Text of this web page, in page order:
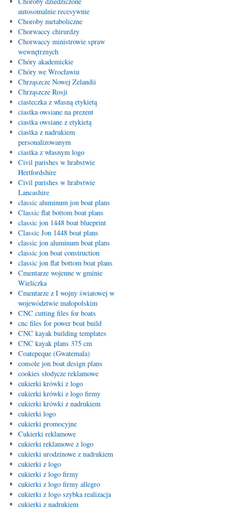
autosomalnie recesywnie
Choroby metaboliczne
Chorwaccy chirurdzy
Chorwaccy ministrowie spraw
wewnętrznych
Chóry akademickie
Chóry we Wrocławiu
Chrząszcze Nowej Zelandii
Chrząszcze Rosji
ciasteczka z własną etykietą
ciastka owsiane na prezent
ciastka owsiane z etykietą
ciastka z nadrukiem
personalizowanym
ciastka z własnym logo
Civil parishes w hrabstwie
Hertfordshire
Civil parishes w hrabstwie
Lancashire
classic aluminum jon boat plans
Classic flat bottom boat plans
classic jon 1448 boat blueprint
Classic Jon 1448 boat plans
classic jon aluminum boat plans
classic jon boat construction
classic jon flat bottom boat plans
Cmentarze wojenne w gminie
Wieliczka
Cmentarze z I wojny światowej w
województwie małopolskim
CNC cutting files for boats
cnc files for power boat build
CNC kayak building templates
CNC kayak plans 375 cm
Coatepeque (Gwatemala)
console jon boat design plans
cookies słodycze reklamowe
cukierki krówki z logo
cukierki krówki z logo firmy
cukierki krówki z nadrukiem
cukierki logo
cukierki promocyjne
Cukierki reklamowe
cukierki reklamowe z logo
cukierki urodzinowe z nadrukiem
cukierki z logo
cukierki z logo firmy
cukierki z logo firmy allegro
cukierki z logo szybka realizacja
cukierki z nadrukiem